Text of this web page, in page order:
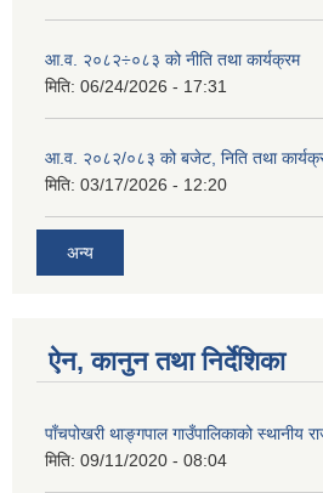
आ.व. २०८२÷०८३ को नीति तथा कार्यक्रम
मिति: 06/24/2026 - 17:31
आ.व. २०८२/०८३ को बजेट, निति तथा
मिति: 03/17/2026 - 12:20
अन्य
ऐन, कानुन तथा निर्देशिका
पाँचपोखरी थाङ्गपाल गाउँपालिकाको स्थानीय
मिति: 09/11/2020 - 08:04